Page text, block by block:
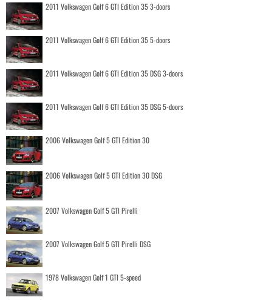
2011 Volkswagen Golf 6 GTI Edition 35 3-doors
2011 Volkswagen Golf 6 GTI Edition 35 5-doors
2011 Volkswagen Golf 6 GTI Edition 35 DSG 3-doors
2011 Volkswagen Golf 6 GTI Edition 35 DSG 5-doors
2006 Volkswagen Golf 5 GTI Edition 30
2006 Volkswagen Golf 5 GTI Edition 30 DSG
2007 Volkswagen Golf 5 GTI Pirelli
2007 Volkswagen Golf 5 GTI Pirelli DSG
1978 Volkswagen Golf 1 GTI 5-speed